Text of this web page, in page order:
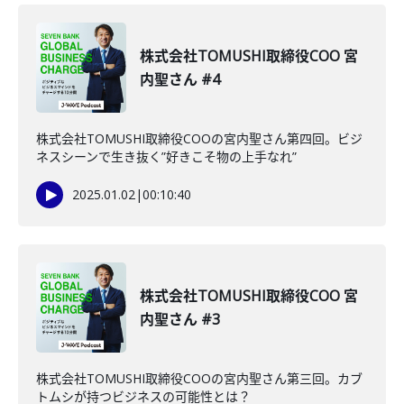
株式会社TOMUSHI取締役COO 宮
内聖さん #4
株式会社TOMUSHI取締役COOの宮内聖さん第四回。ビジ
ネスシーンで生き抜く”好きこそ物の上手なれ”
2025.01.02|00:10:40
株式会社TOMUSHI取締役COO 宮
内聖さん #3
株式会社TOMUSHI取締役COOの宮内聖さん第三回。カブ
トムシが持つビジネスの可能性とは？